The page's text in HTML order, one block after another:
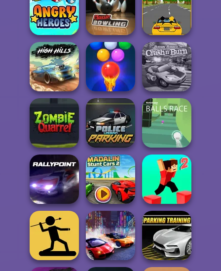
Bubble Shooter Cool Archer
Stupid Zombies
2
Angry Heroes Classic Bowling Car Rush
High Hills
Bubble Shooter
Free 2
Burnin' Rubber
Crash n' Burn
Zombie Quarrel
Police Urban
Parking
Balls Race
Rally Point
Madalin Stunt
Cars 2
Parkour Block 2